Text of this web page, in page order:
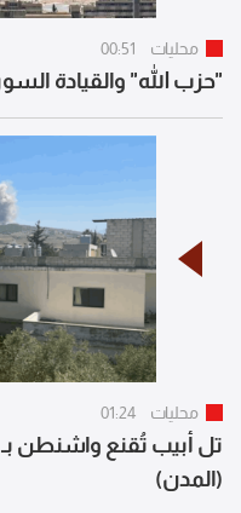
محليات 00:51
"حزب الله" والقيادة
محليات 01:24
تل أبيب تُقنع واشنطن
(المدن)